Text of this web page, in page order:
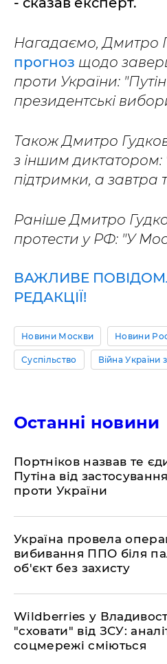
Нагадаємо, Дмитро
прогноз щодо
проти України:
президентські
Також Дмитро
з іншим диктатором:
підтримки, а завтра
Раніше Дмитро
протести у РФ: "У
ВАЖЛИВЕ
РЕДАКЦІЇ!
Новини Москви Новини
Суспільство Війна України
Останні новини
​Портніков назвав те
Путіна від
проти України
​Україна провела
вибивання ППО біля
об'єкт без захисту
​Wildberries у
"сховати" від ЗСУ:
соцмережі сміються